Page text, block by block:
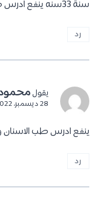
سنة 33سنه ينفع ادرس طب الاسنان
رد
يقول
28 ديسمبر، 2022 الساعة 12:41 ص
ينفع ادرس طب الاسنان
رد